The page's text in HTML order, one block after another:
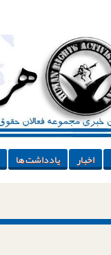
اخبار یادداشت ها